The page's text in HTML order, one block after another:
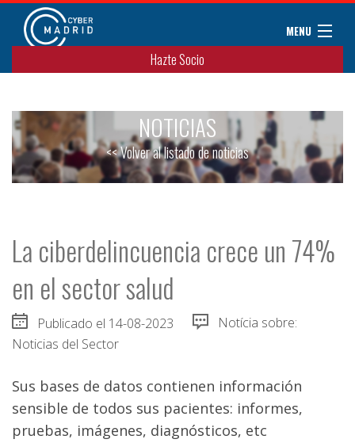
MENU
Sobre CyberMadrid
Noticias
Convenios
Miembros
Hazte Socio
NOTICIAS
<< Volver al listado de noticias
La ciberdelincuencia crece un 74%
en el sector salud
Publicado el 14-08-2023
Notícia sobre:
Noticias del Sector
Sus bases de datos contienen información
sensible de todos sus pacientes: informes,
pruebas, imágenes, diagnósticos, etc